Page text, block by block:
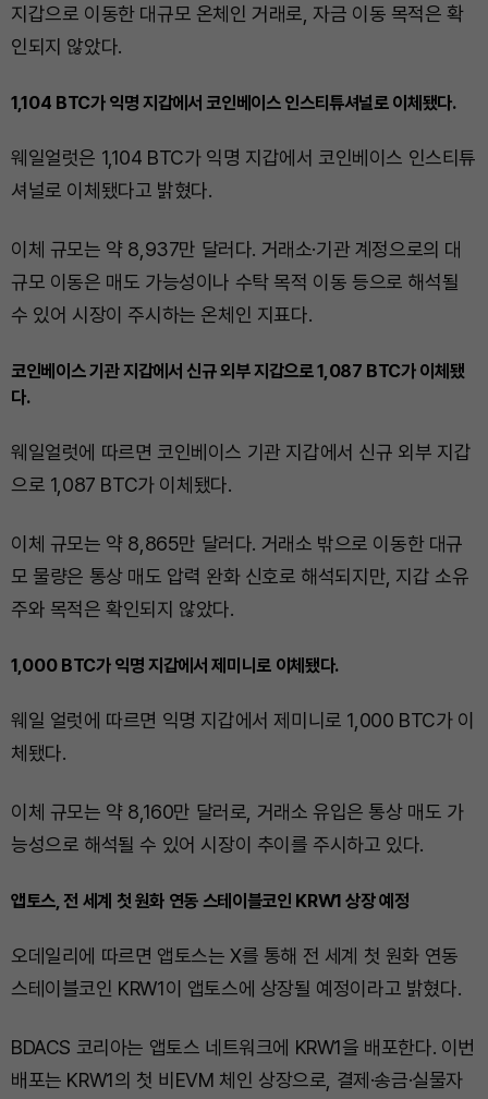
지갑으로 이동한 대규모 온체인 거래로, 자금 이동 목적은 확
인되지 않았다.
1,104 BTC가 익명 지갑에서 코인베이스 인스티튜셔널로 이체됐다.
웨일얼럿은 1,104 BTC가 익명 지갑에서 코인베이스 인스티튜
셔널로 이체됐다고 밝혔다.
이체 규모는 약 8,937만 달러다. 거래소·기관 계정으로의 대
규모 이동은 매도 가능성이나 수탁 목적 이동 등으로 해석될
수 있어 시장이 주시하는 온체인 지표다.
코인베이스 기관 지갑에서 신규 외부 지갑으로 1,087 BTC가 이체됐
다.
웨일얼럿에 따르면 코인베이스 기관 지갑에서 신규 외부 지갑
으로 1,087 BTC가 이체됐다.
이체 규모는 약 8,865만 달러다. 거래소 밖으로 이동한 대규
모 물량은 통상 매도 압력 완화 신호로 해석되지만, 지갑 소유
주와 목적은 확인되지 않았다.
1,000 BTC가 익명 지갑에서 제미니로 이체됐다.
웨일 얼럿에 따르면 익명 지갑에서 제미니로 1,000 BTC가 이
체됐다.
이체 규모는 약 8,160만 달러로, 거래소 유입은 통상 매도 가
능성으로 해석될 수 있어 시장이 추이를 주시하고 있다.
앱토스, 전 세계 첫 원화 연동 스테이블코인 KRW1 상장 예정
오데일리에 따르면 앱토스는 X를 통해 전 세계 첫 원화 연동
스테이블코인 KRW1이 앱토스에 상장될 예정이라고 밝혔다.
BDACS 코리아는 앱토스 네트워크에 KRW1을 배포한다. 이번
배포는 KRW1의 첫 비EVM 체인 상장으로, 결제·송금·실물자